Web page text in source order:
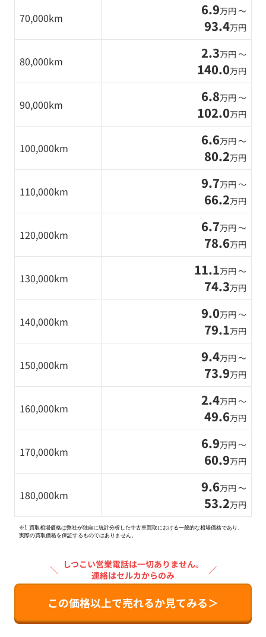
70,000km 6.9万円 〜
93.4万円
80,000km 2.3万円 〜
140.0万円
90,000km 6.8万円 〜
102.0万円
100,000km 6.6万円 〜
80.2万円
110,000km 9.7万円 〜
66.2万円
120,000km 6.7万円 〜
78.6万円
130,000km 11.1万円 〜
74.3万円
140,000km 9.0万円 〜
79.1万円
150,000km 9.4万円 〜
73.9万円
160,000km 2.4万円 〜
49.6万円
170,000km 6.9万円 〜
60.9万円
180,000km 9.6万円 〜
53.2万円
※1 買取相場価格は弊社が独自に統計分析した中古車買取における一般的な相場価格であり、
実際の買取価格を保証するものではありません。
＼ しつこい営業電話は一切ありません。
連絡はセルカからのみ
／
この価格以上で売れるか見てみる＞